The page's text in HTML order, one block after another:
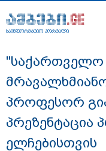
საინფორმაციო პორტალი
საინფორმაციო პორტალი
"საქართველო
პროფესორ
პრეზენტაცია
ელჩებისთვის